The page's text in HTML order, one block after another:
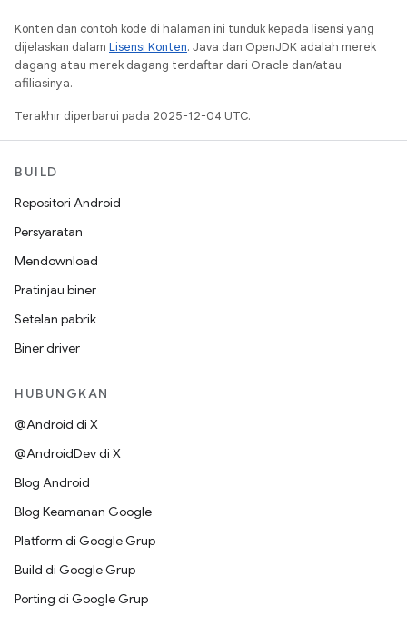
Konten dan contoh kode di halaman ini tunduk kepada lisensi yang
dijelaskan dalam Lisensi Konten. Java dan OpenJDK adalah merek
dagang atau merek dagang terdaftar dari Oracle dan/atau
afiliasinya.
Terakhir diperbarui pada 2025-12-04 UTC.
BUILD
Repositori Android
Persyaratan
Mendownload
Pratinjau biner
Setelan pabrik
Biner driver
HUBUNGKAN
@Android di X
@AndroidDev di X
Blog Android
Blog Keamanan Google
Platform di Google Grup
Build di Google Grup
Porting di Google Grup